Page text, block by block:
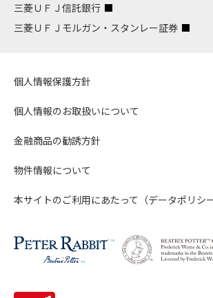
三菱ＵＦＪ信託銀行
三菱ＵＦＪモルガン・スタンレー証券
個人情報保護方針
個人情報のお取扱いについて
金融商品の勧誘方針
物件情報について
本サイトのご利用にあたって（データポリシー